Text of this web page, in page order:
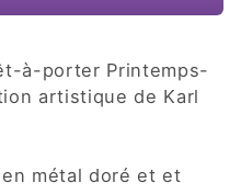
à-porter Printemps-
artistique de Karl
métal doré et et